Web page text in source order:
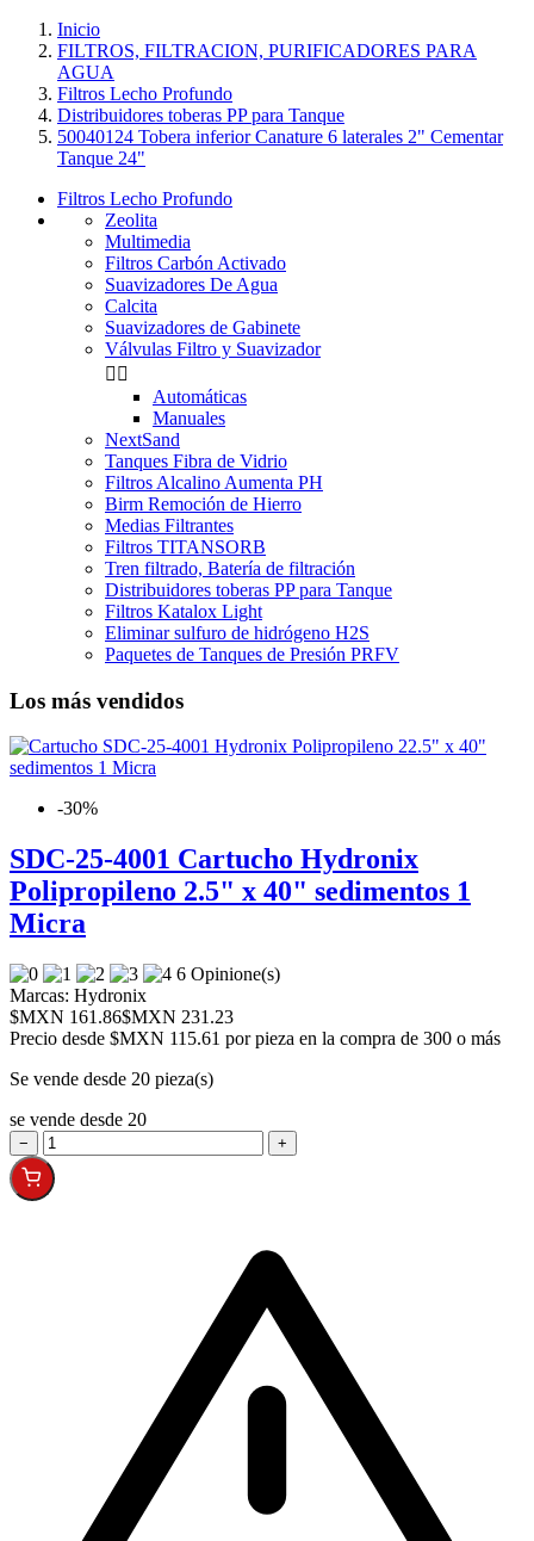
Inicio
FILTROS, FILTRACION, PURIFICADORES PARA
AGUA
Filtros Lecho Profundo
Distribuidores toberas PP para Tanque
50040124 Tobera inferior Canature 6 laterales 2" Cementar
Tanque 24"
Filtros Lecho Profundo
Zeolita
Multimedia
Filtros Carbón Activado
Suavizadores De Agua
Calcita
Suavizadores de Gabinete
Válvulas Filtro y Suavizador
 
Automáticas
Manuales
NextSand
Tanques Fibra de Vidrio
Filtros Alcalino Aumenta PH
Birm Remoción de Hierro
Medias Filtrantes
Filtros TITANSORB
Tren filtrado, Batería de filtración
Distribuidores toberas PP para Tanque
Filtros Katalox Light
Eliminar sulfuro de hidrógeno H2S
Paquetes de Tanques de Presión PRFV
Los más vendidos
-30%
SDC-25-4001 Cartucho Hydronix
Polipropileno 2.5" x 40" sedimentos 1
Micra
6 Opinione(s)
Marcas: Hydronix
$MXN 161.86$MXN 231.23
Precio desde $MXN 115.61 por pieza en la compra de 300 o más
Se vende desde 20 pieza(s)
se vende desde 20
− +